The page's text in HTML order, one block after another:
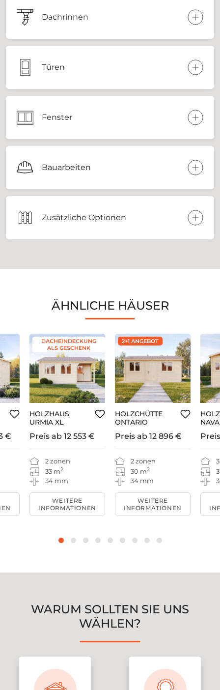
Dachrinnen
Türen
Fenster
Bauarbeiten
Zusätzliche Optionen
ÄHNLICHE HÄUSER
€
DACHEINDECKUNG
ALS GESCHENK
HOLZHAUS
URMIA XL
2 zonen
33 m2
34 mm
Preis ab 12 553 €
WEITERE
INFORMATIONEN
2+1 ANGEBOT
HOLZCHÜTTE
ONTARIO
2 zonen
30 m2
34 mm
Preis ab 12 896 €
WEITERE
INFORMATIONEN
WARUM SOLLTEN SIE UNS
WÄHLEN?